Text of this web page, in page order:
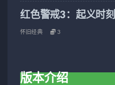
红色警戒3：起义时
怀旧经典 3
版本介绍